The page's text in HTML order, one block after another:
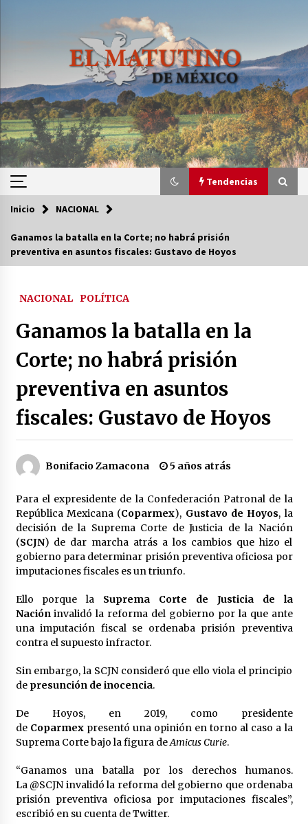
Tendencias
Tendencias
Certificado de Dafne Quintos revela homicidio;
Héctor Díaz-Polanco renuncia a la presidencia
de Morena en la CDMX
2 semanas atrás
SMN alerta por lluvias intensas, granizo y calor
extremo en gran parte de México
2 semanas atrás
2 semanas atrás
Detienen a funcionario por presunto homicidio
del periodista Josué Martínez
2 semanas atrás
CNTE anuncia paso gratuito en peajes de CDMX
2 meses atrás
Laura Itzel Castillo será la nueva secretaria de
las Mujeres, anuncia Sheinbaum
Sheinbaum descarta reunión entre CNTE y
2 meses atrás
Zar antidrogas de EE.UU.: “vamos por los
2 meses atrás
Trump anuncia acuerdo con Irán y el fin de
Inicio NACIONAL
Ganamos la batalla en la Corte; no habrá prisión
preventiva en asuntos fiscales: Gustavo de Hoyos
NACIONAL POLÍTICA
Ganamos la batalla en la
Corte; no habrá prisión
preventiva en asuntos
fiscales: Gustavo de Hoyos
Bonifacio Zamacona 5 años atrás
Para el expresidente de la Confederación Patronal de la
República Mexicana (Coparmex), Gustavo de Hoyos, la
decisión de la Suprema Corte de Justicia de la Nación
(SCJN) de dar marcha atrás a los cambios que hizo el
gobierno para determinar prisión preventiva oficiosa por
imputaciones fiscales es un triunfo.
Ello porque la Suprema Corte de Justicia de la
Nacióninvalidó la reforma del gobierno por la que ante
una imputación fiscal se ordenaba prisión preventiva
contra el supuesto infractor.
Sin embargo, la SCJN consideró que ello viola el principio
de presunción de inocencia.
De Hoyos, en 2019, como presidente
de Coparmex presentó una opinión en torno al caso a la
Suprema Corte bajo la figura deAmicus Curie.
“Ganamos una batalla por los derechos humanos.
La @SCJN invalidó la reforma del gobierno que ordenaba
prisión preventiva oficiosa por imputaciones fiscales”,
escribió en su cuenta de Twitter.